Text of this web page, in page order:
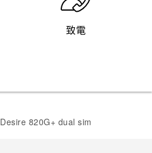
致電
820G+ dual sim‎